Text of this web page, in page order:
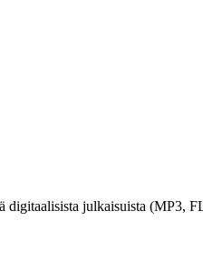
digitaalisista julkaisuista (MP3,